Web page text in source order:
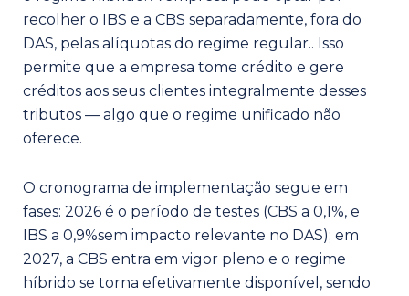
recolher o IBS e a CBS separadamente, fora do
DAS, pelas alíquotas do regime regular.. Isso
permite que a empresa tome crédito e gere
créditos aos seus clientes integralmente desses
tributos — algo que o regime unificado não
oferece.
O cronograma de implementação segue em
fases: 2026 é o período de testes (CBS a 0,1%, e
IBS a 0,9%sem impacto relevante no DAS); em
2027, a CBS entra em vigor pleno e o regime
híbrido se torna efetivamente disponível, sendo